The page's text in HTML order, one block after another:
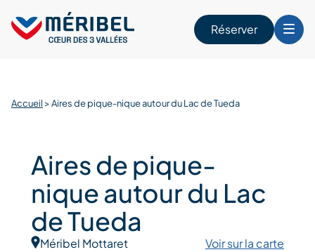
content
Réserver
Accueil >Aires de pique-nique autour du Lac de Tueda
Aires de pique-
nique autour du Lac
de Tueda
Méribel Mottaret
Voir sur la carte